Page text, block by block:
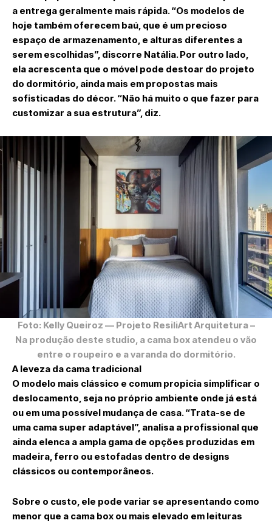
a entrega geralmente mais rápida. “Os modelos de
hoje também oferecem baú, que é um precioso
espaço de armazenamento, e alturas diferentes a
serem escolhidas”, discorre Natália. Por outro lado,
ela acrescenta que o móvel pode destoar do projeto
do dormitório, ainda mais em propostas mais
sofisticadas do décor. “Não há muito o que fazer para
customizar a sua estrutura”, diz.
Foto: Kelly Queiroz — Projeto ResiliArt Arquitetura –
Na produção deste studio, a cama box atendeu o vão
entre o roupeiro e a varanda do dormitório.
A leveza da cama tradicional
O modelo mais clássico e comum propicia simplificar o
deslocamento, seja no próprio ambiente onde já está
ou em uma possível mudança de casa. “Trata-se de
uma cama super adaptável”, analisa a profissional que
ainda elenca a ampla gama de opções produzidas em
madeira, ferro ou estofadas dentro de designs
clássicos ou contemporâneos.
Sobre o custo, ele pode variar se apresentando como
menor que a cama box ou mais elevado em leituras